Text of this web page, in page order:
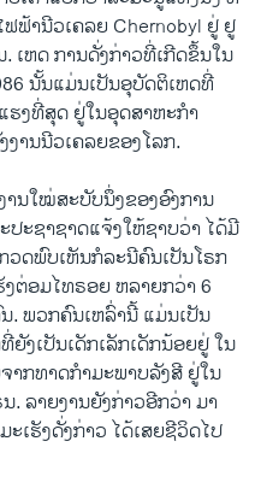
ຟ​ຟ້າ​ນີວ​ເຄລຍ Chernobyl ຢູ່ ຢູ​
. ເຫດ ການ​ດັ່ງກ່າວທີ່​ເກີດ​ຂຶ້ນ​ໃນ
ນັ້ນ​ແມ່ນ​ເປັນ​ອຸບັດ​ຕິ​ເຫດ​ທີ່​
ຮງ​ທີ່​ສຸດ ຢູ່​ໃນ​ອຸດ​ສາຫະ​ກໍາ​
ງານ​ນີວ​ເຄລຍຂອງ​ໂລກ.
ານ​ໃໝ່ສະບັບນຶ່ງຂອງ​ອົງການ​
ປະຊາ​ຊາດແຈ້ງ​ໃຫ້​ຊາບວ່າ ​ໄດ້ມີ​
ວດ​ພົບເຫັນກໍລະນີຄົນເປັນ​ໂຣກ
ງ​ຕ່ອມ​ໄທ​ຣອຍ ຫລາຍ​ກວ່າ 6
. ພວກ​ຄົນ​ເຫລົ່ານີ້ ​ແມ່ນ​ເປັນ​
ຍັງ​ເປັນ​ເດັກ​ເລັກ​ເດັກນ້ອຍ​ຢູ່ ໃນ​
ກ​ທາດ​ກຳມະ​ພາບ​ລັງສີ ຢູ່​ໃນ
. ລາຍ​ງານ​ຍັງ​ກ່າວ​ອີກ​ວ່າ ​ມາ​
ເຮັງດັ່ງ​ກ່າ​ວ ​ໄດ້​ເສຍ​ຊີວິດ​ໄປ